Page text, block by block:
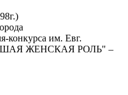
конкурса им. Евг.
ЖЕНСКАЯ РОЛЬ" –